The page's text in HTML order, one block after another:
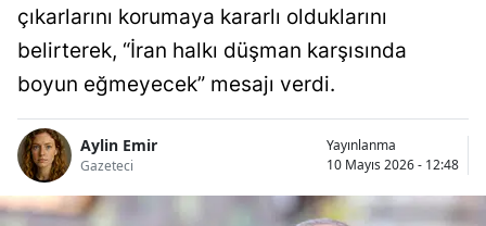
çıkarlarını korumaya kararlı olduklarını
belirterek, “İran halkı düşman karşısında
boyun eğmeyecek” mesajı verdi.
Aylin Emir
Gazeteci
Yayınlanma
10 Mayıs 2026 - 12:48